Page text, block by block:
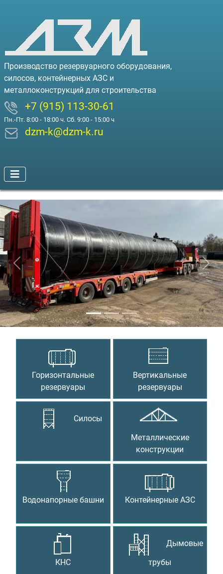
Производство резервуарного оборудования,
силосов, контейнерных АЗС и
металлоконструкций для строительства
+7 (915) 113-30-61
Пн.-Пт. 8:00 - 18:00 ч. Сб. 9:00 - 15:00 ч
dzm-k@dzm-k.ru
Предыдущий
Горизонтальные
резервуары
Вертикальные
резервуары
Силосы
Металлические
конструкции
Водонапорные башни Контейнерные АЗС
КНС
Дымовые
трубы